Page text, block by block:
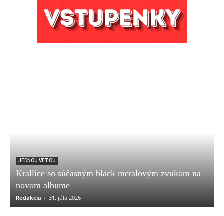
JEDNOU VETOU
Krallice so súčasným black metalovým zvukom na
novom albume
Redakcia - 31. júla 2026